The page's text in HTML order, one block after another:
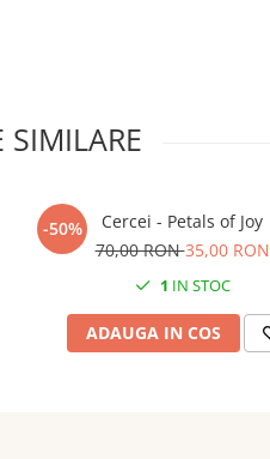
SIMILARE
-50%
Cercei - Petals of Joy
70,00 RON35,00 RON
1 IN STOC
ADAUGA IN COS